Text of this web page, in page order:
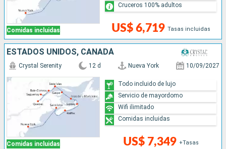
Comidas incluidas US$ 6,719 Tasas incluidas
Cruceros 100% adultos
ESTADOS UNIDOS, CANADÁ
Comidas incluidas
Crystal Serenity 12 d Nueva York 10/09/2027
US$ 7,349 +Tasas
Todo incluido de lujo
Servicio de mayordomo
Wifi ilimitado
Comidas incluidas